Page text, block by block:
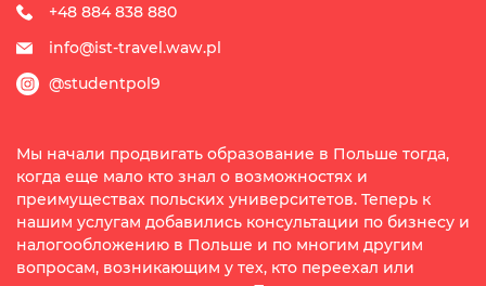
+48 884 838 880
info@ist-travel.waw.pl
@studentpol9
Мы начали продвигать образование в Польше тогда,
когда еще мало кто знал о возможностях и
преимуществах польских университетов. Теперь к
нашим услугам добавились консультации по бизнесу и
налогообложению в Польше и по многим другим
вопросам, возникающим у тех, кто переехал или